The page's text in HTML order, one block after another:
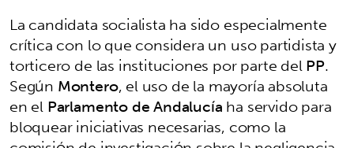
La candidata socialista ha sido especialmente
crítica con lo que considera un uso partidista y
torticero de las instituciones por parte delPP.
Según Montero, el uso de la mayoría absoluta
en elParlamento de Andalucíaha servido para
bloquear iniciativas necesarias, como la